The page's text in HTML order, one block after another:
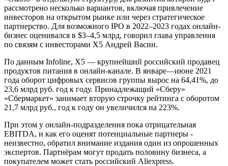
рассмотрено несколько вариантов, включая привлечение
инвесторов на открытом рынке или через стратегическое
партнерство. Для возможного IPO в 2022–2023 годах онлайн-
бизнес оценивался в $3–4,5 млрд, говорил глава управления
по связям с инвесторами X5 Андрей Васин.
По данным Infoline, X5 — крупнейший российский продавец
продуктов питания в онлайн-канале. В январе—июне 2021
года оборот цифровых сервисов группы вырос на 64,41%, до
23,6 млрд руб. год к году. Принадлежащий «Сберу»
«Сбермаркет» занимает вторую строчку рейтинга с оборотом
21,7 млрд руб., год к году он увеличился на 223%.
При этом у онлайн-подразделения пока отрицательная
EBITDA, и как его оценят потенциальные партнеры -
неизвестно, обратил внимание издания один из опрошенных
экспертов. Партнёрам могут продать половину бизнеса, а
покупателем может стать российский Aliexpress.